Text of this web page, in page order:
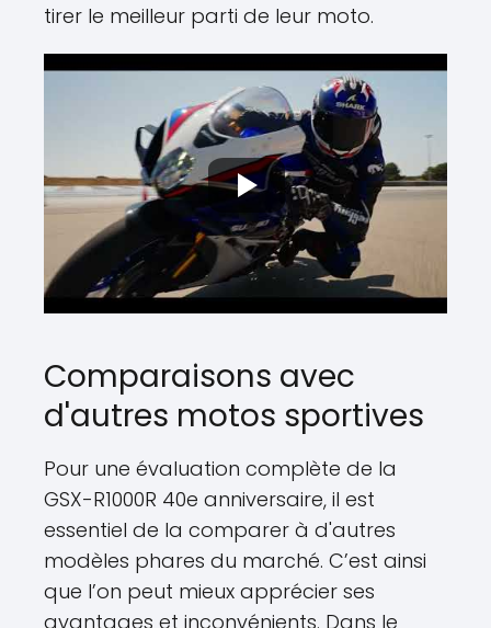
tirer le meilleur parti de leur moto.
Comparaisons avec
d'autres motos sportives
Pour une évaluation complète de la
GSX-R1000R 40e anniversaire, il est
essentiel de la comparer à d'autres
modèles phares du marché. C’est ainsi
que l’on peut mieux apprécier ses
avantages et inconvénients. Dans le